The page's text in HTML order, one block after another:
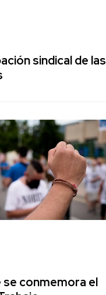
sindical de las
se conmemora el